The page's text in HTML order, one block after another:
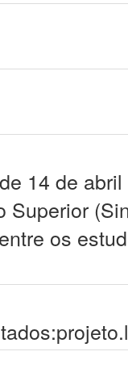
14 de
Superior
os